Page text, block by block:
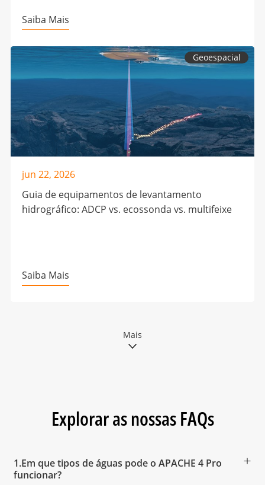
Saiba Mais
Geoespacial
jun 22, 2026
Guia de equipamentos de levantamento
hidrográfico: ADCP vs. ecossonda vs. multifeixe
Saiba Mais
Mais
Explorar as nossas FAQs
1.Em que tipos de águas pode o APACHE 4 Pro
funcionar?